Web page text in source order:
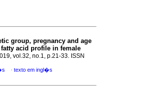
group, pregnancy and age
acid profile in female
vol.32, no.1, p.21-33. ISSN
· texto em ingl�s